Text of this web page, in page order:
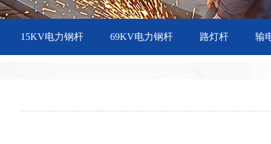
15KV电力钢杆 69KV电力钢杆 路灯杆 输